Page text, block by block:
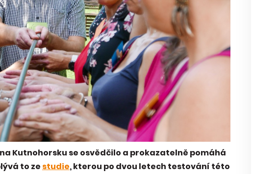
Kutnohorsku se osvědčilo a prokazatelně pomáhá
to ze studie, kterou po dvou letech testování této